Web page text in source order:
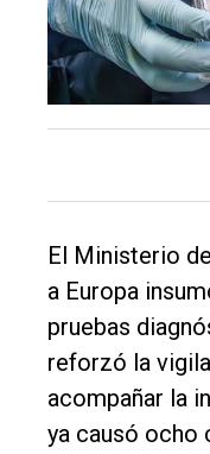
único
Balcarce
Inicio
Tendencia
El Ministerio
a Europa
pruebas
reforzó la
acompañar la
ya causó ocho